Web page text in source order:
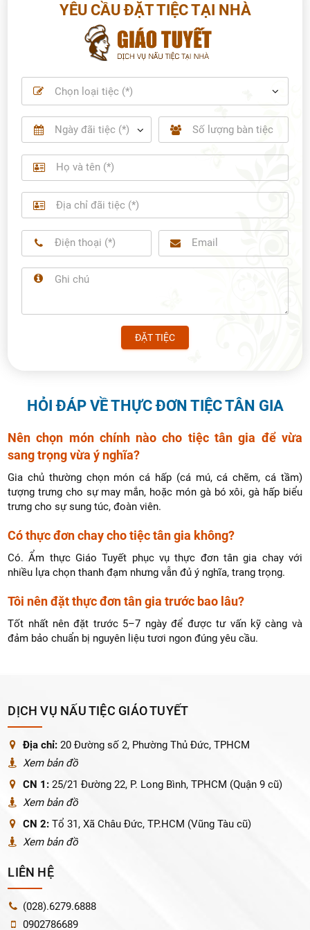
YÊU CẦU ĐẶT TIỆC TẠI NHÀ
Chọn loại tiệc (*)
2026
Mon Tue Wed Thu
27 28 29 30 31 1 2
3 4 5 6 7 8 9
10 11 12 15 16
31 1 2 3 4 5 6
ĐẶT TIỆC
HỎI ĐÁP VỀ THỰC ĐƠN TIỆC TÂN GIA
Nên chọn món chính nào cho tiệc tân gia để vừa
sang trọng vừa ý nghĩa?
Gia chủ thường chọn món cá hấp (cá mú, cá chẽm, cá tầm)
tượng trưng cho sự may mắn, hoặc món gà bó xôi, gà hấp biểu
trưng cho sự sung túc, đoàn viên.
Có thực đơn chay cho tiệc tân gia không?
Có. Ẩm thực Giáo Tuyết phục vụ thực đơn tân gia chay với
nhiều lựa chọn thanh đạm nhưng vẫn đủ ý nghĩa, trang trọng.
Tôi nên đặt thực đơn tân gia trước bao lâu?
Tốt nhất nên đặt trước 5–7 ngày để được tư vấn kỹ càng và
đảm bảo chuẩn bị nguyên liệu tươi ngon đúng yêu cầu.
DỊCH VỤ NẤU TIỆC GIÁO TUYẾT
Địa chỉ:20 Đường số 2, Phường Thủ Đức, TPHCM
Xem bản đồ
CN 1:25/21 Đường 22, P. Long Bình, TPHCM (Quận 9 cũ)
Xem bản đồ
CN 2:Tổ 31, Xã Châu Đức, TP.HCM (Vũng Tàu cũ)
Xem bản đồ
LIÊN HỆ
(028).6279.6888
0902786689